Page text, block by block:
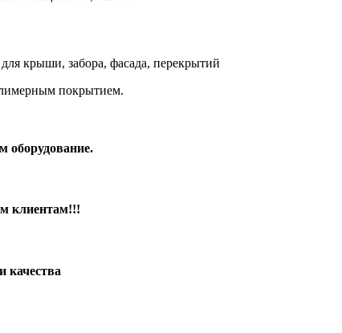
крыши, забора, фасада, перекрытий
покрытием.
оборудование.
клиентам!!!
качества